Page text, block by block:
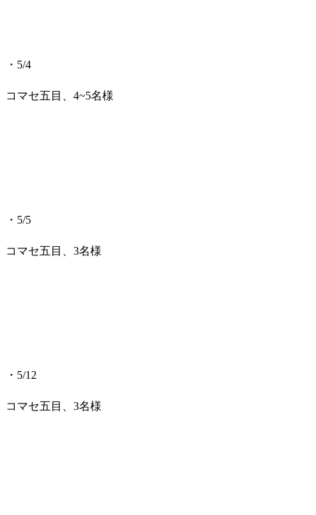
・5/4
コマセ五目、4~5名様
・5/5
コマセ五目、3名様
・5/12
コマセ五目、3名様